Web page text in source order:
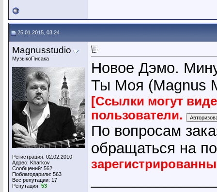
25.01.2015, 03:24
Magnusstudio
МузыкоПисака
Регистрация: 02.02.2010
Адрес: Kharkov
Сообщений: 562
Поблагодарили: 563
Вес репутации: 17
Репутация: 53
Новое Дэмо.
Ты Моя (Magnus
[Ссылки могут
пользователи.
По вопросам
обращаться на